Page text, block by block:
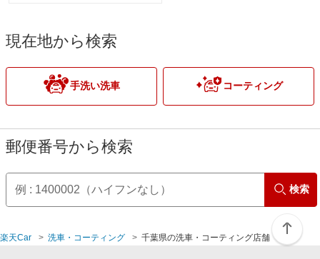
現在地から検索
手洗い洗車 コーティング
郵便番号から検索
検索
楽天Car 洗車・コーティング 千葉県の洗車・コーティング店舗